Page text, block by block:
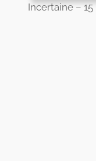
Incertaine – 15